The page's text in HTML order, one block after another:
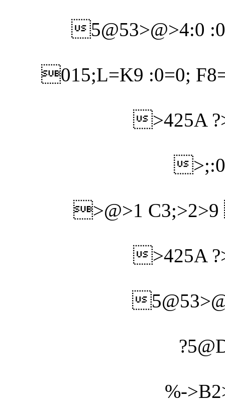
5@53>@>4:0
015;L=K9 :0=0;
>425A
>;:0
>@>1
>425A
%-